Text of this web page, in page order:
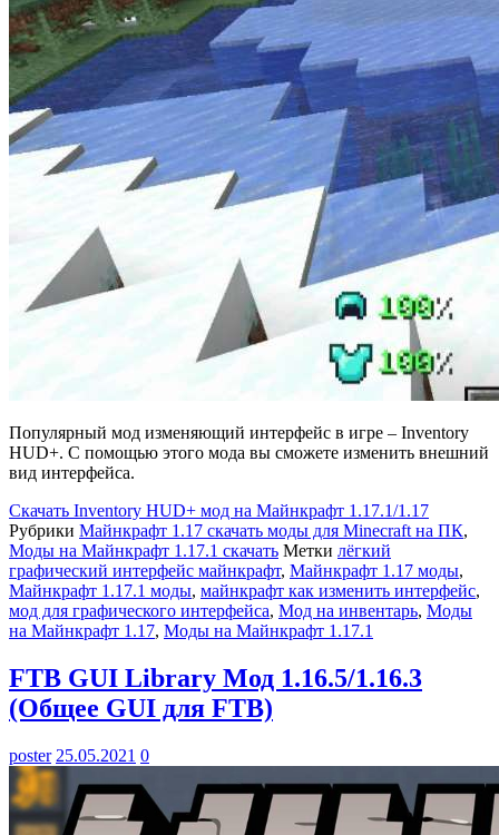
Популярный мод изменяющий интерфейс в игре – Inventory
HUD+. С помощью этого мода вы сможете изменить внешний
вид интерфейса.
Скачать Inventory HUD+ мод на Майнкрафт 1.17.1/1.17
Рубрики Майнкрафт 1.17 скачать моды для Minecraft на ПК,
Моды на Майнкрафт 1.17.1 скачать Метки лёгкий
графический интерфейс майнкрафт, Майнкрафт 1.17 моды,
Майнкрафт 1.17.1 моды, майнкрафт как изменить интерфейс,
мод для графического интерфейса, Мод на инвентарь, Моды
на Майнкрафт 1.17, Моды на Майнкрафт 1.17.1
FTB GUI Library Мод 1.16.5/1.16.3
(Общее GUI для FTB)
poster 25.05.2021 0